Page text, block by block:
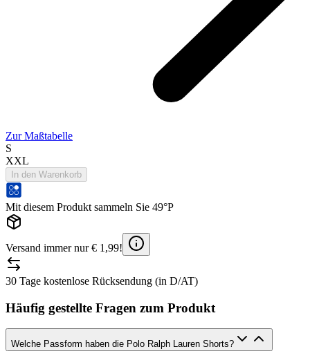
Zur Maßtabelle
S
XXL
In den Warenkorb
Mit diesem Produkt sammeln Sie 49°P
Versand immer nur € 1,99!
30 Tage kostenlose Rücksendung (in D/AT)
Häufig gestellte Fragen zum Produkt
Welche Passform haben die Polo Ralph Lauren Shorts?